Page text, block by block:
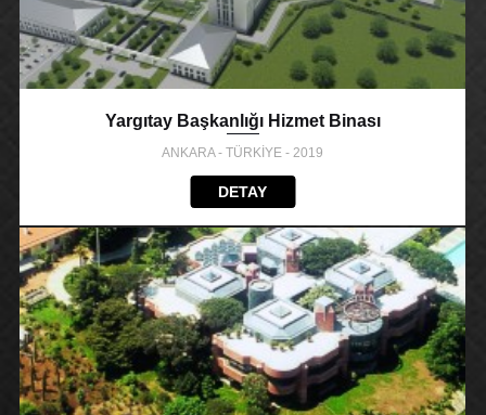
Yargıtay Başkanlığı Hizmet Binası
ANKARA - TÜRKİYE - 2019
DETAY